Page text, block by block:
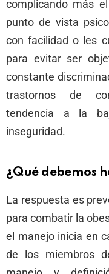
complicando más
punto de vista
con facilidad o les
para evitar ser
constante
trastornos de
tendencia a la
inseguridad.
¿Qué debemos
La respuesta es
para combatir la
el manejo inicia en
de los miembros